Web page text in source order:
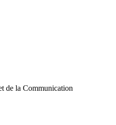
de la Communication